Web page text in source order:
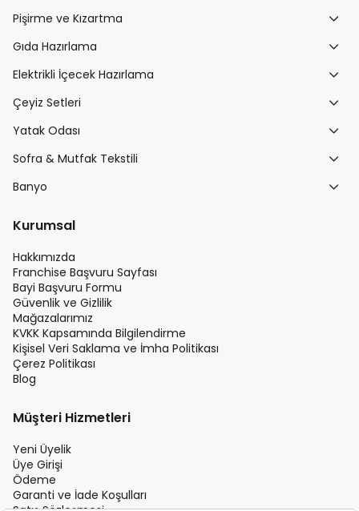
Pişirme ve Kızartma
Gıda Hazırlama
Elektrikli İçecek Hazırlama
Çeyiz Setleri
Yatak Odası
Sofra & Mutfak Tekstili
Banyo
Kurumsal
Hakkımızda
Franchise Başvuru Sayfası
Bayi Başvuru Formu
Güvenlik ve Gizlilik
Mağazalarımız
KVKK Kapsamında Bilgilendirme
Kişisel Veri Saklama ve İmha Politikası
Çerez Politikası
Blog
Müşteri Hizmetleri
Yeni Üyelik
Üye Girişi
Ödeme
Garanti ve İade Koşulları